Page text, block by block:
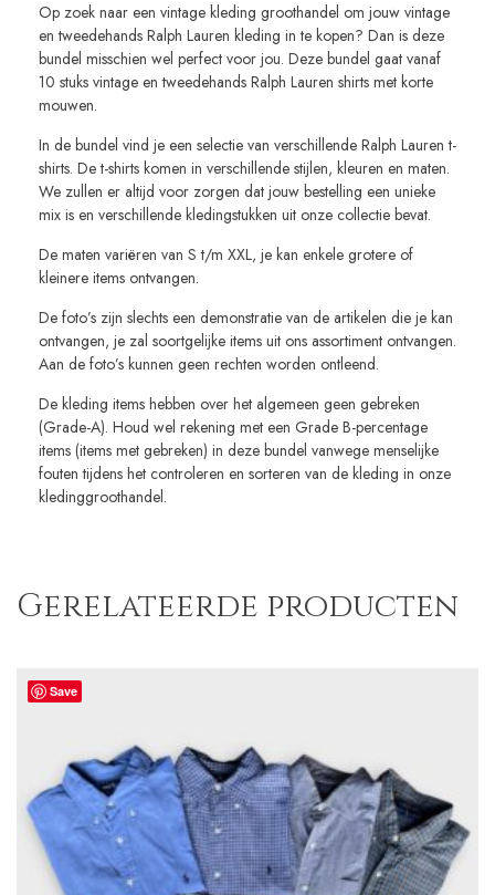
Op zoek naar een vintage kleding groothandel om jouw vintage
en tweedehands Ralph Lauren kleding in te kopen? Dan is deze
bundel misschien wel perfect voor jou. Deze bundel gaat vanaf
10 stuks vintage en tweedehands Ralph Lauren shirts met korte
mouwen.
In de bundel vind je een selectie van verschillende Ralph Lauren t-
shirts. De t-shirts komen in verschillende stijlen, kleuren en maten.
We zullen er altijd voor zorgen dat jouw bestelling een unieke
mix is en verschillende kledingstukken uit onze collectie bevat.
De maten variëren van S t/m XXL, je kan enkele grotere of
kleinere items ontvangen.
De foto’s zijn slechts een demonstratie van de artikelen die je kan
ontvangen, je zal soortgelijke items uit ons assortiment ontvangen.
Aan de foto’s kunnen geen rechten worden ontleend.
De kleding items hebben over het algemeen geen gebreken
(Grade-A). Houd wel rekening met een Grade B-percentage
items (items met gebreken) in deze bundel vanwege menselijke
fouten tijdens het controleren en sorteren van de kleding in onze
kledinggroothandel.
Gerelateerde producten
Save